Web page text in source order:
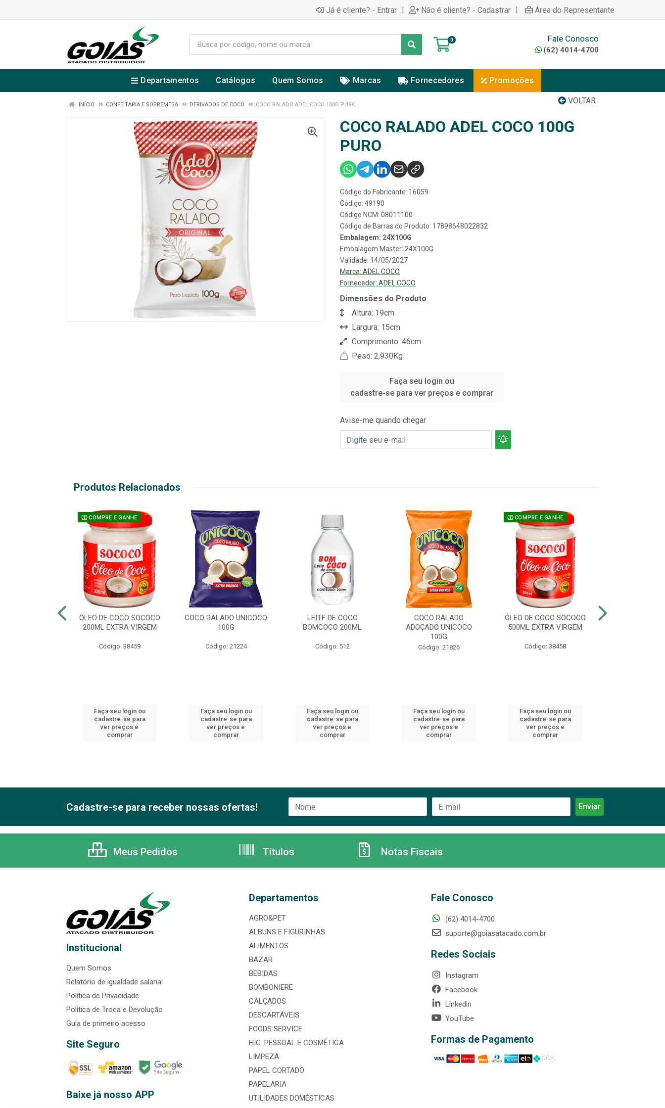
Já é cliente? - Entrar | Não é cliente? - Cadastrar | Área do Representante
0 Fale Conosco
(62) 4014-4700
Departamentos Catálogos Quem Somos Marcas Fornecedores Promoções
VOLTAR
INÍCIO CONFEITARIA E SOBREMESA DERIVADOS DE COCO COCO RALADO ADEL COCO 100G PURO
COCO RALADO ADEL COCO 100G
PURO
Código do Fabricante: 16059
Código: 49190
Código NCM: 08011100
Código de Barras do Produto: 17898648022832
Embalagem: 24X100G
Embalagem Master: 24X100G
Validade: 14/05/2027
Marca: ADEL COCO
Fornecedor: ADEL COCO
Dimensões do Produto
Altura: 19cm
Largura: 15cm
Comprimento: 46cm
Peso: 2,930Kg
Faça seu login ou
cadastre-se para ver preços e comprar
Avise-me quando chegar
Produtos Relacionados
COMPRE E GANHE
ÓLEO DE COCO SOCOCO
200ML EXTRA VIRGEM
Código: 38459
Faça seu login ou
cadastre-se para
ver preços e
comprar
COCO RALADO UNICOCO
100G
Código: 21224
Faça seu login ou
cadastre-se para
ver preços e
comprar
LEITE DE COCO
BOMCOCO 200ML
Código: 512
Faça seu login ou
cadastre-se para
ver preços e
comprar
COCO RALADO
ADOÇADO UNICOCO
100G
Código: 21826
Faça seu login ou
cadastre-se para
ver preços e
comprar
COMPRE E GANHE
ÓLEO DE COCO SOCOCO
500ML EXTRA VIRGEM
Código: 38458
Faça seu login ou
cadastre-se para
ver preços e
comprar
Cadastre-se para receber nossas ofertas!
Meus Pedidos Títulos Notas Fiscais
Institucional
Quem Somos
Relatório de igualdade salarial
Política de Privacidade
Política de Troca e Devolução
Guia de primeiro acesso
Site Seguro
Baixe já nosso APP
Departamentos
AGRO&PET
ALBUNS E FIGURINHAS
ALIMENTOS
BAZAR
BEBIDAS
BOMBONIERE
CALÇADOS
DESCARTÁVEIS
FOODS SERVICE
HIG. PESSOAL E COSMÉTICA
LIMPEZA
PAPEL CORTADO
PAPELARIA
UTILIDADES DOMÉSTICAS
Fale Conosco
(62) 4014-4700
suporte@goiasatacado.com.br
Redes Sociais
Instagram
Facebook
Linkedin
YouTube
Formas de Pagamento